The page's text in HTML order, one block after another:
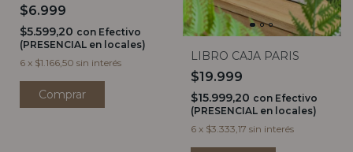
$6.999
$5.599,20 con Efectivo
(PRESENCIAL en locales)
6 x $1.166,50 sin interés LIBRO CAJA PARIS
$19.999
$15.999,20 con Efectivo
(PRESENCIAL en locales)
6 x $3.333,17 sin interés